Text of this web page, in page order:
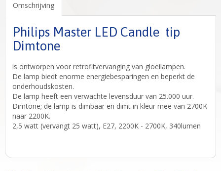
Omschrijving
Philips Master LED Candle tip
Dimtone
is ontworpen voor retrofitvervanging van gloeilampen.
De lamp biedt enorme energiebesparingen en beperkt de
onderhoudskosten.
De lamp heeft een verwachte levensduur van 25.000 uur.
Dimtone; de lamp is dimbaar en dimt in kleur mee van 2700K
naar 2200K.
2,5 watt (vervangt 25 watt), E27, 2200K - 2700K, 340lumen